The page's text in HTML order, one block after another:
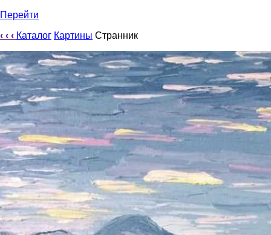
Перейти
‹ ‹ ‹ Каталог Картины Странник